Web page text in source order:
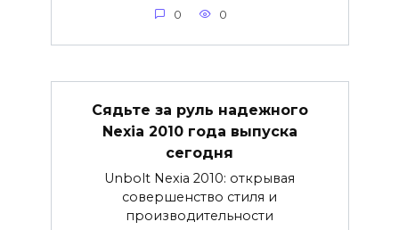
0 0
Сядьте за руль надежного
Nexia 2010 года выпуска
сегодня
Unbolt Nexia 2010: открывая
совершенство стиля и
производительности